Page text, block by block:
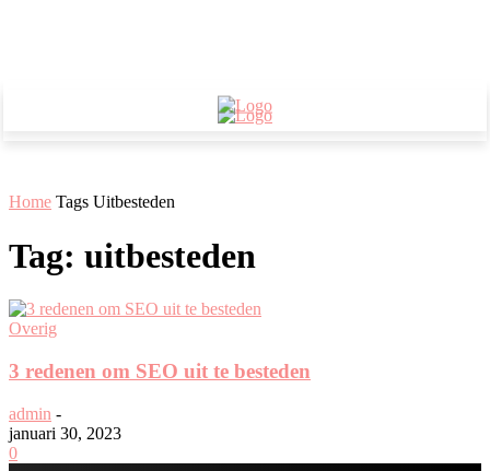
Home Tags Uitbesteden
Tag: uitbesteden
Overig
3 redenen om SEO uit te besteden
admin -
januari 30, 2023
0